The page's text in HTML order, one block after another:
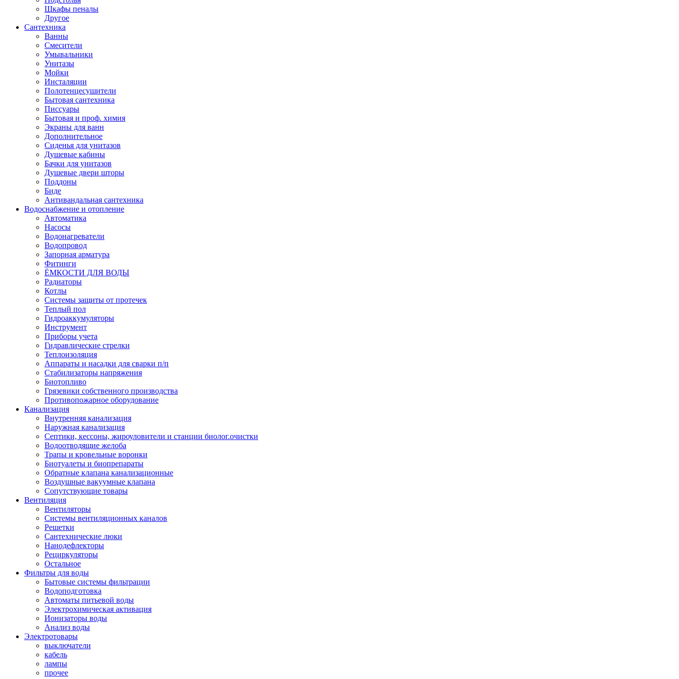
Шкафы пеналы
Другое
Сантехника
Ванны
Смесители
Умывальники
Унитазы
Мойки
Инсталяции
Полотенцесушители
Бытовая сантехника
Писсуары
Бытовая и проф. химия
Экраны для ванн
Дополнительное
Сиденья для унитазов
Душевые кабины
Бачки для унитазов
Душевые двери шторы
Поддоны
Биде
Антивандальная сантехника
Водоснабжение и отопление
Автоматика
Насосы
Водонагреватели
Водопровод
Запорная арматура
Фитинги
ЁМКОСТИ ДЛЯ ВОДЫ
Радиаторы
Котлы
Системы защиты от протечек
Теплый пол
Гидроаккумуляторы
Инструмент
Приборы учета
Гидравлические стрелки
Теплоизоляция
Аппараты и насадки для сварки п/п
Стабилизаторы напряжения
Биотопливо
Грязевики собственного производства
Противопожарное оборудование
Канализация
Внутренняя канализация
Наружная канализация
Септики, кессоны, жироуловители и станции биолог.очистки
Водоотводящие желоба
Трапы и кровельные воронки
Биотуалеты и биопрепараты
Обратные клапана канализационные
Воздушные вакуумные клапана
Сопутствующие товары
Вентиляция
Вентиляторы
Системы вентиляционных каналов
Решетки
Сантехнические люки
Нанодефлекторы
Рециркуляторы
Остальное
Фильтры для воды
Бытовые системы фильтрации
Водоподготовка
Автоматы питьевой воды
Электрохимическая активация
Ионизаторы воды
Анализ воды
Электротовары
выключатели
кабель
лампы
прочее